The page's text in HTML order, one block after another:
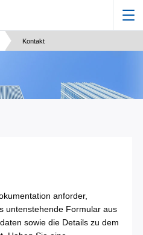
Kontakt